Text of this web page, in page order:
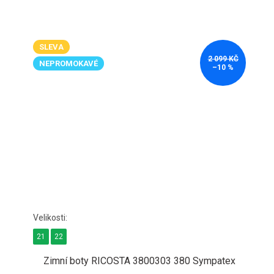
SLEVA
NEPROMOKAVÉ
2 099 KČ
–10 %
Zimní boty RICOSTA 3800303 380 Sympatex
21 22